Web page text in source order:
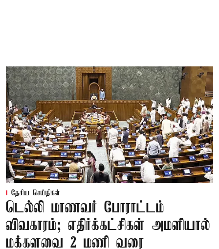
தேசிய செய்திகள்
டெல்லி மாணவர் போராட்டம்
விவகாரம்; எதிர்க்கட்சிகள் அமளியால்
மக்களவை 2 மணி வரை